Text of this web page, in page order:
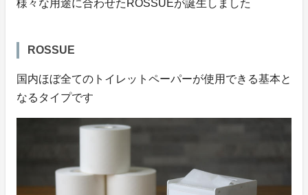
様々な用途に合わせたROSSUEが誕生しました
ROSSUE
国内ほぼ全てのトイレットペーパーが使用できる基本と
なるタイプです